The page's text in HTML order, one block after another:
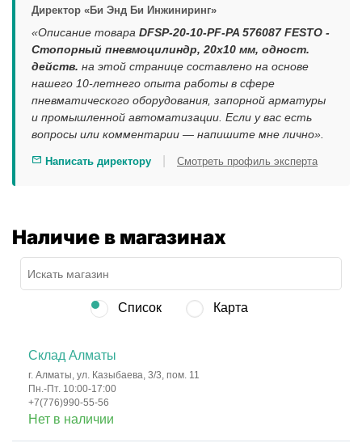
Директор «Би Энд Би Инжиниринг»
«Описание товара DFSP-20-10-PF-PA 576087 FESTO -
Стопорный пневмоцилиндр, 20x10 мм, одност.
действ. на этой странице составлено на основе
нашего 10-летнего опыта работы в сфере
пневматического оборудования, запорной арматуры
и промышленной автоматизации. Если у вас есть
вопросы или комментарии — напишите мне лично».
Написать директору Смотреть профиль эксперта
Наличие в магазинах
Список Карта
Склад Алматы
г. Алматы, ул. Казыбаева, 3/3, пом. 11
Пн.-Пт. 10:00-17:00
+7(776)990-55-56
Нет в наличии